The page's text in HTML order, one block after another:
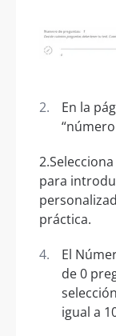
En la
para
práctica.
El
de 0
igual a